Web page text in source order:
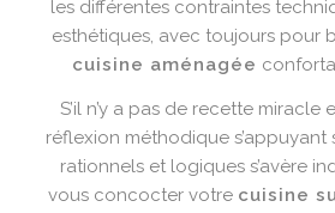
les différentes contraintes
esthétiques, avec toujours pour
cuisine aménagée
S’il n’y a pas de recette miracle
réflexion méthodique s’appuyant
rationnels et logiques s’avère
vous concocter votre cuisine